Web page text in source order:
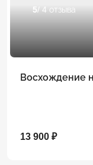
5/ 4 отзыва
Восхождение
13 900 ₽